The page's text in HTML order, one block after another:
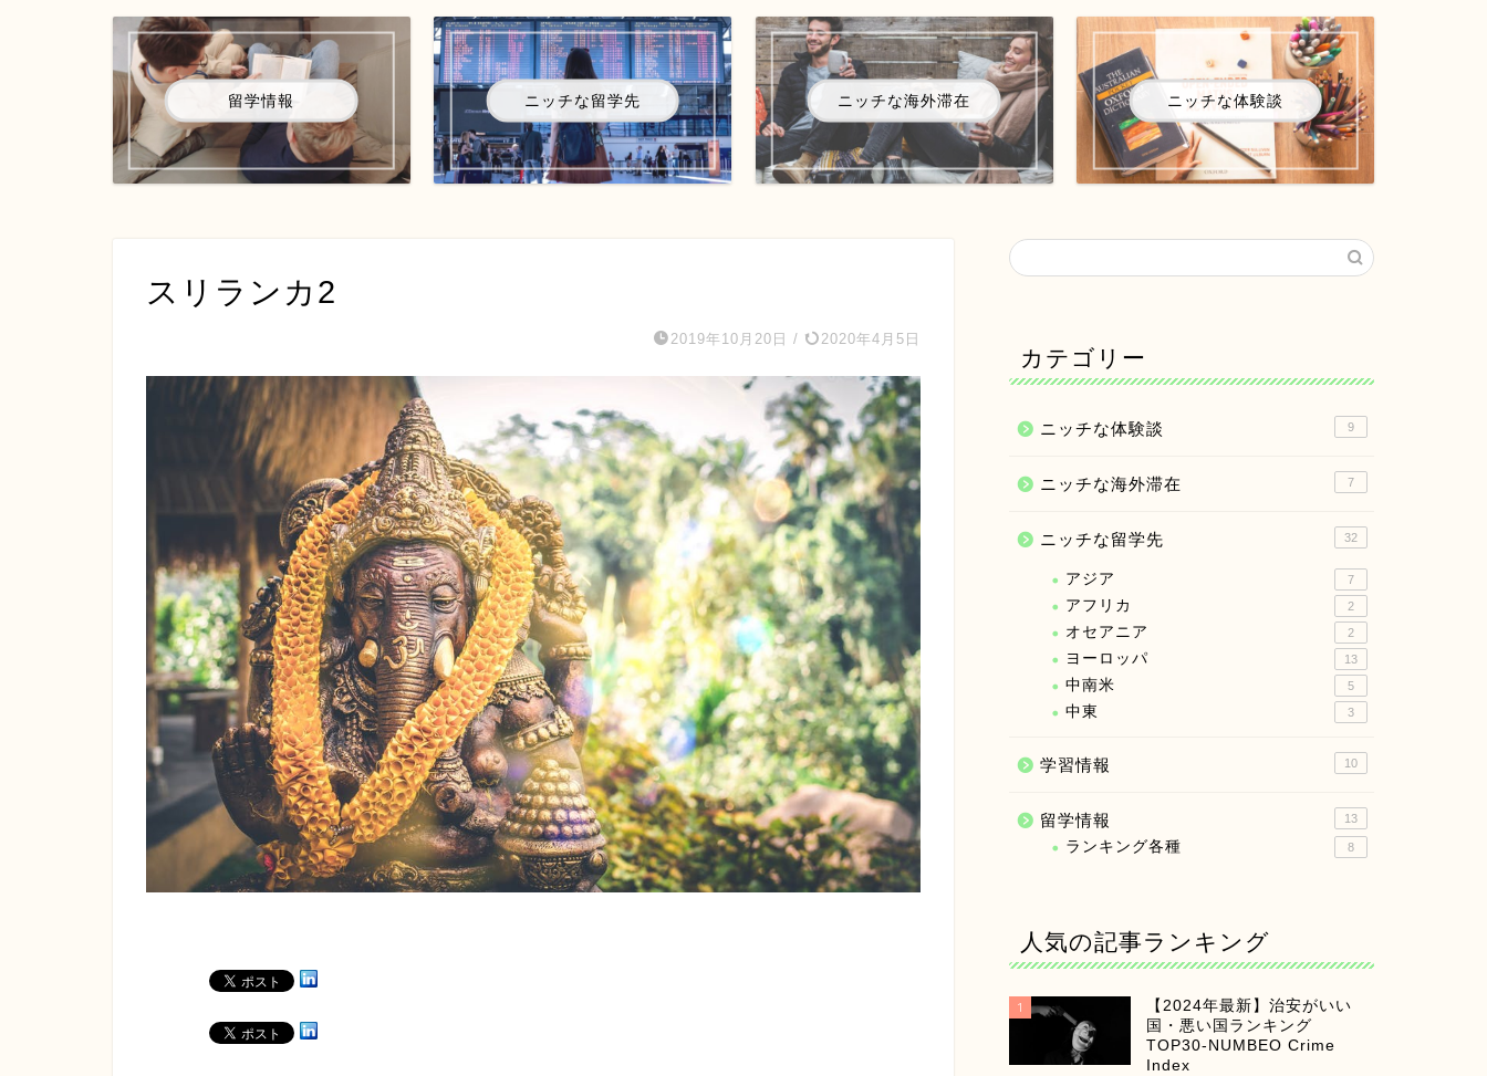
留学情報 ニッチな留学先 ニッチな海外滞在 ニッチな体験談
スリランカ2
2019年10月20日 / 2020年4月5日
カテゴリー
ニッチな体験談 9
ニッチな海外滞在 7
ニッチな留学先 32
アジア 7
アフリカ 2
オセアニア 2
ヨーロッパ 13
中南米 5
中東 3
学習情報 10
留学情報 13
ランキング各種 8
人気の記事ランキング
1
【2024年最新】治安がいい
国・悪い国ランキング
TOP30-NUMBEO Crime
Index